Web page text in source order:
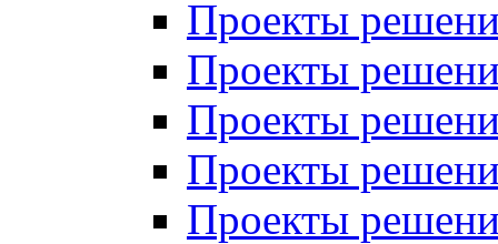
Проекты
Проекты
Проекты
Проекты
Проекты